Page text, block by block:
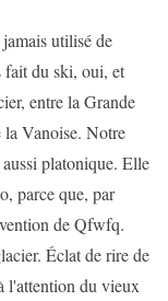
utilisé de
fait du ski, oui, et
entre la Grande
la Vanoise. Notre
platonique. Elle
parce que, par
de Qfwfq.
Éclat de rire de
l'attention du vieux